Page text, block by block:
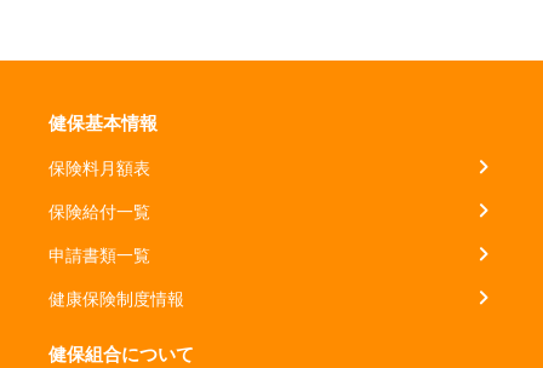
健保基本情報
保険料月額表
保険給付一覧
申請書類一覧
健康保険制度情報
健保組合について